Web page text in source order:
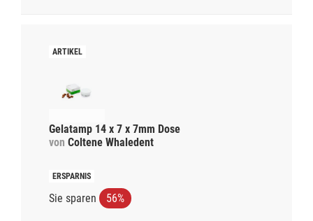
Gelatamp 14 x 7 x 7mm Dose
von Coltene Whaledent
Sie sparen 56%